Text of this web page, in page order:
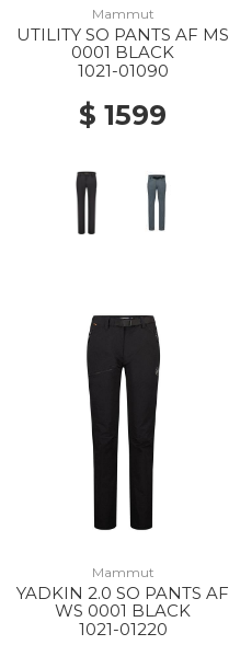
Mammut
UTILITY SO PANTS AF MS
0001 BLACK
1021-01090
$ 1599
Mammut
YADKIN 2.0 SO PANTS AF
WS 0001 BLACK
1021-01220